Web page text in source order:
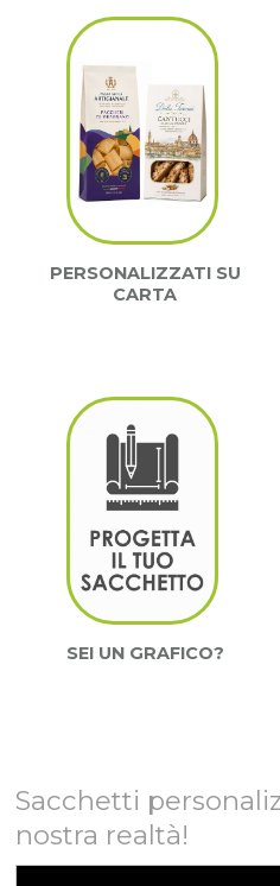
PERSONALIZZATI SU
CARTA
SEI UN GRAFICO?
Sacchetti
nostra realtà!